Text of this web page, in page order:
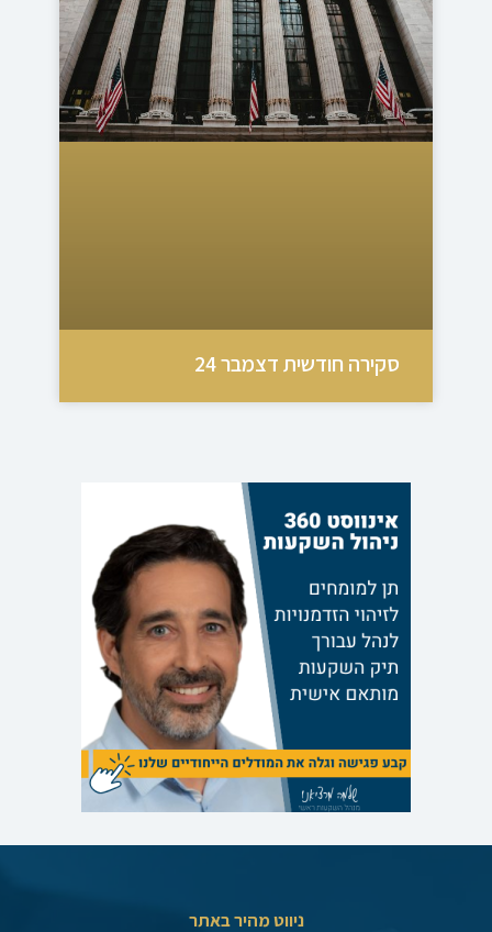
סקירה חודשית דצמבר 24
ניווט מהיר באתר